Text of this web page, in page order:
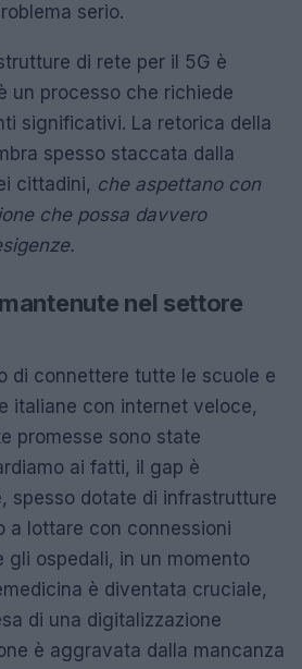
serio.
di rete per il 5G è
un processo che richiede
significativi. La retorica della
spesso staccata dalla
cittadini, che aspettano con
che possa davvero
nel settore
di connettere tutte le scuole e
italiane con internet veloce,
promesse sono state
ai fatti, il gap è
spesso dotate di infrastrutture
a lottare con connessioni
gli ospedali, in un momento
è diventata cruciale,
di una digitalizzazione
è aggravata dalla mancanza